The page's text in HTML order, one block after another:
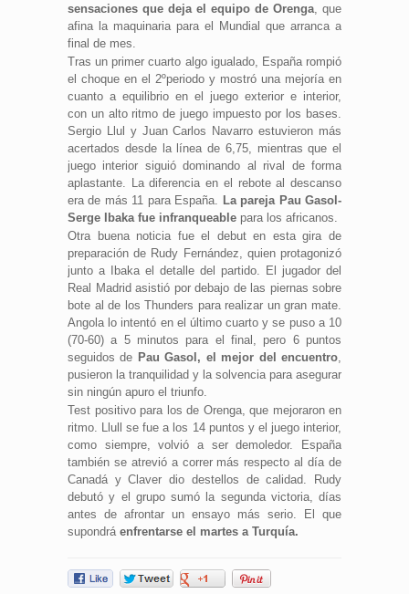
sensaciones que deja el equipo de Orenga, que
afina la maquinaria para el Mundial que arranca a
final de mes.
Tras un primer cuarto algo igualado, España rompió
el choque en el 2ºperiodo y mostró una mejoría en
cuanto a equilibrio en el juego exterior e interior,
con un alto ritmo de juego impuesto por los bases.
Sergio Llul y Juan Carlos Navarro estuvieron más
acertados desde la línea de 6,75, mientras que el
juego interior siguió dominando al rival de forma
aplastante. La diferencia en el rebote al descanso
era de más 11 para España. La pareja Pau Gasol-
Serge Ibaka fue infranqueable para los africanos.
Otra buena noticia fue el debut en esta gira de
preparación de Rudy Fernández, quien protagonizó
junto a Ibaka el detalle del partido. El jugador del
Real Madrid asistió por debajo de las piernas sobre
bote al de los Thunders para realizar un gran mate.
Angola lo intentó en el último cuarto y se puso a 10
(70-60) a 5 minutos para el final, pero 6 puntos
seguidos de Pau Gasol, el mejor del encuentro,
pusieron la tranquilidad y la solvencia para asegurar
sin ningún apuro el triunfo.
Test positivo para los de Orenga, que mejoraron en
ritmo. Llull se fue a los 14 puntos y el juego interior,
como siempre, volvió a ser demoledor. España
también se atrevió a correr más respecto al día de
Canadá y Claver dio destellos de calidad. Rudy
debutó y el grupo sumó la segunda victoria, días
antes de afrontar un ensayo más serio. El que
supondrá enfrentarse el martes a Turquía.